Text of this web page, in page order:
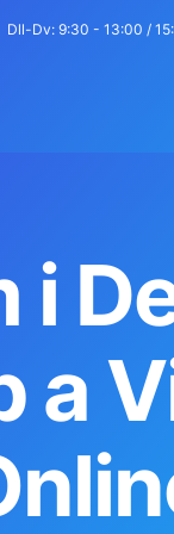
Dll-Dv: 9:30 - 13:00 /
i
a